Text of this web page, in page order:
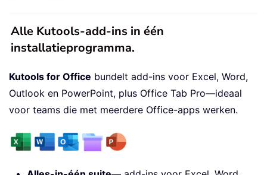
Alle Kutools-add-ins in één
installatieprogramma.
Kutools for Office bundelt add-ins voor Excel, Word,
Outlook en PowerPoint, plus Office Tab Pro—ideaal
voor teams die met meerdere Office-apps werken.